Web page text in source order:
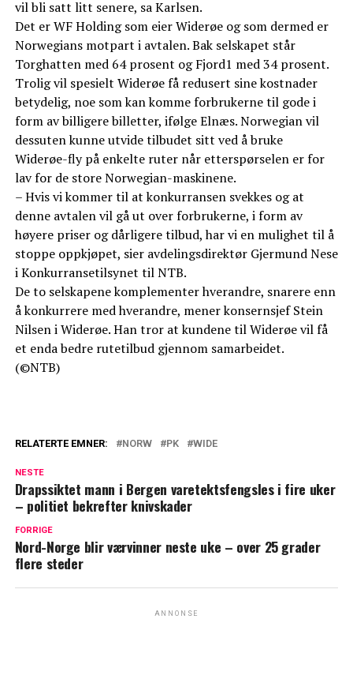
vil bli satt litt senere, sa Karlsen.
Det er WF Holding som eier Widerøe og som dermed er
Norwegians motpart i avtalen. Bak selskapet står
Torghatten med 64 prosent og Fjord1 med 34 prosent.
Trolig vil spesielt Widerøe få redusert sine kostnader
betydelig, noe som kan komme forbrukerne til gode i
form av billigere billetter, ifølge Elnæs. Norwegian vil
dessuten kunne utvide tilbudet sitt ved å bruke
Widerøe-fly på enkelte ruter når etterspørselen er for
lav for de store Norwegian-maskinene.
– Hvis vi kommer til at konkurransen svekkes og at
denne avtalen vil gå ut over forbrukerne, i form av
høyere priser og dårligere tilbud, har vi en mulighet til å
stoppe oppkjøpet, sier avdelingsdirektør Gjermund Nese
i Konkurransetilsynet til NTB.
De to selskapene komplementer hverandre, snarere enn
å konkurrere med hverandre, mener konsernsjef Stein
Nilsen i Widerøe. Han tror at kundene til Widerøe vil få
et enda bedre rutetilbud gjennom samarbeidet.
(©NTB)
RELATERTE EMNER: NORW PK WIDE
NESTE
Drapssiktet mann i Bergen varetektsfengsles i fire uker
– politiet bekrefter knivskader
FORRIGE
Nord-Norge blir værvinner neste uke – over 25 grader
flere steder
ANNONSE